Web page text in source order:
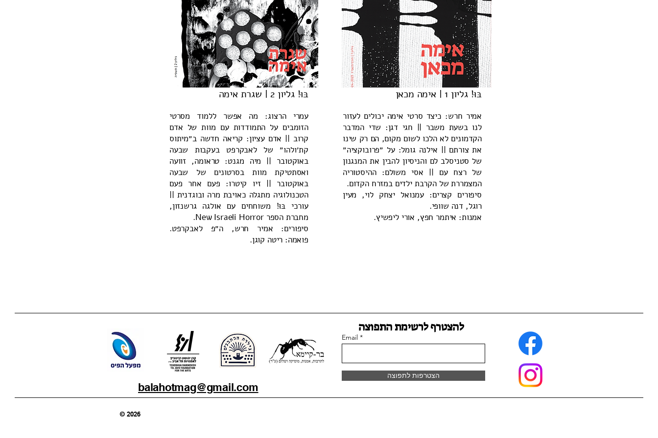
בּוּ! גליון 2 | שגרת אימה
עמרי הרצוג: מה אפשר ללמוד מסרטי
הזומבים על התמודדות עם מוות של אדם
קרוב || אדם עציון: קריאה חדשה ב״מיתוס
קת׳ולהו״ של לאבקרפט בעקבות שבעה
באוקטובר || מיה מגנט: טראומה, זוועה
ואסתטיקת מוות בסרטונים של שבעה
באוקטובר || זיו קיטרו: פעם אחר פעם
הטכנולוגיה מתגלה כאויבת מרה ובוגדנית ||
עורכי בּוּ! משוחחים עם אולגה גרשנזון,
מחברת הספר New Israeli Horror.
סיפורים: אמיר חרש, ה״פ לאבקרפט.
פואמה: ריטה קוגן.
בּוּ! גליון 1 | אימה מכאן
אמיר חרש: כיצד סרטי אימה יכולים לעזור
לנו בשעת משבר || חגי דגן: שדי המדבר
הקדמונים לא הלכו לשום מקום, הם רק שינו
את צורתם || אילנה גומל: על ״פרובוקציה״
של סטניסלב לם והניסיון להבין את המנגנון
של רצח עם || אסי משולם: ההיסטוריה
המצמררת של הקרבת ילדים במזרח הקדום.
סיפורים קצרים: עמנואל יצחק לוי, מעין
רוגל, דנה שוופי.
אמנות: איתמר חפץ, אורי ליפשיץ.
balahotmag@gmail.com
להצטרף לרשימת התפוצה
Email
הצטרפות לתפוצה
© 2026